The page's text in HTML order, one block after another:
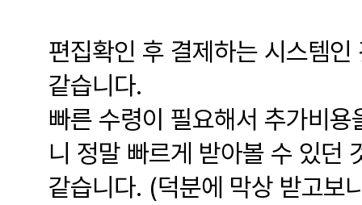
편집확인 후 결제하는 시스템
같습니다.
빠른 수령이 필요해서 추가비
니 정말 빠르게 받아볼 수 있던
같습니다. (덕분에 막상 받고보